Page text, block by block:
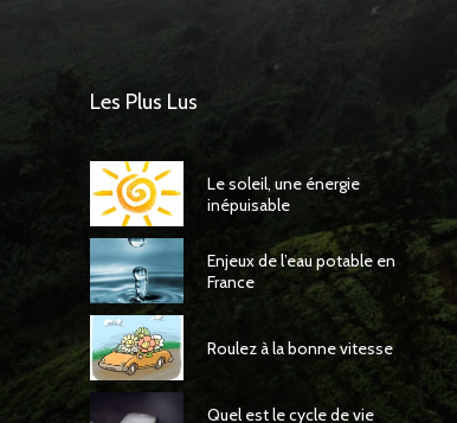
Les Plus Lus
Le soleil, une énergie
inépuisable
Enjeux de l’eau potable en
France
Roulez à la bonne vitesse
Quel est le cycle de vie